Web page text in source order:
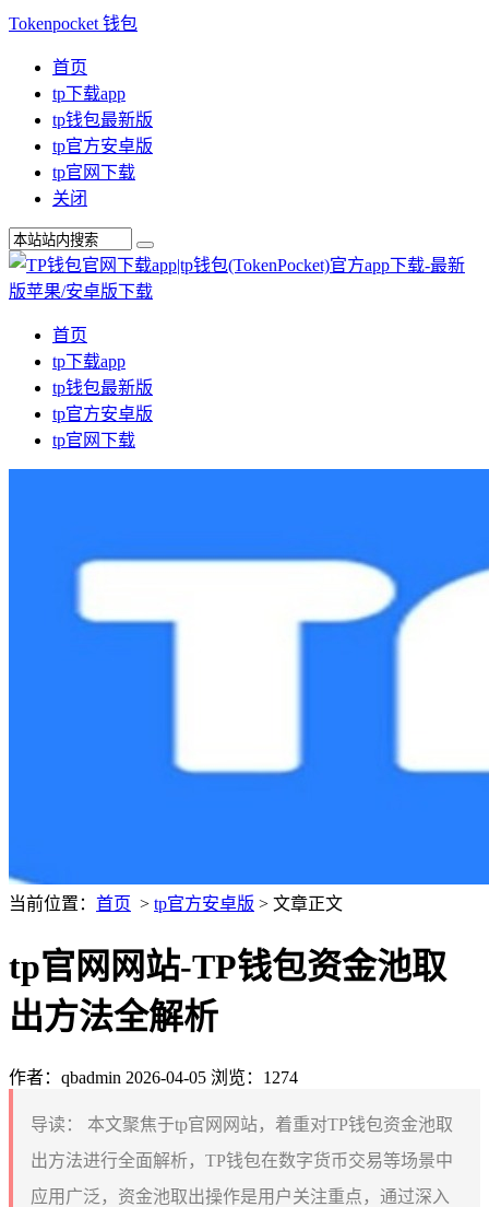
Tokenpocket 钱包
首页
tp下载app
tp钱包最新版
tp官方安卓版
tp官网下载
关闭
首页
tp下载app
tp钱包最新版
tp官方安卓版
tp官网下载
当前位置： 首页 > tp官方安卓版 > 文章正文
tp官网网站-TP钱包资金池取
出方法全解析
作者：qbadmin 2026-04-05 浏览：1274
导读：
本文聚焦于tp官网网站，着重对TP钱包资金池取
出方法进行全面解析，TP钱包在数字货币交易等场景中
应用广泛，资金池取出操作是用户关注重点，通过深入